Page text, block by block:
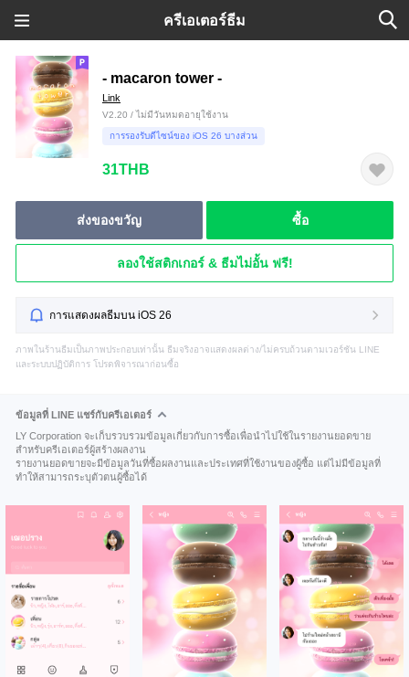
ครีเอเตอร์ธีม
- macaron tower -
Link
V2.20 / ไม่มีวันหมดอายุใช้งาน
การรองรับดีไซน์ของ iOS 26 บางส่วน
31THB
ส่งของขวัญ ซื้อ
ลองใช้สติกเกอร์ & ธีมไม่อั้น ฟรี!
การแสดงผลธีมบน iOS 26
ภาพในร้านธีมเป็นภาพประกอบเท่านั้น ธีมจริงอาจแสดงผลต่าง/ไม่ครบถ้วนตามเวอร์ชัน LINE
และระบบปฏิบัติการ โปรดพิจารณาก่อนซื้อ
ข้อมูลที่ LINE แชร์กับครีเอเตอร์
LY Corporation จะเก็บรวบรวมข้อมูลเกี่ยวกับการซื้อเพื่อนำไปใช้ในรายงานยอดขาย
สำหรับครีเอเตอร์ผู้สร้างผลงาน
รายงานยอดขายจะมีข้อมูลวันที่ซื้อผลงานและประเทศที่ใช้งานของผู้ซื้อ แต่ไม่มีข้อมูลที่
ทำให้สามารถระบุตัวตนผู้ซื้อได้